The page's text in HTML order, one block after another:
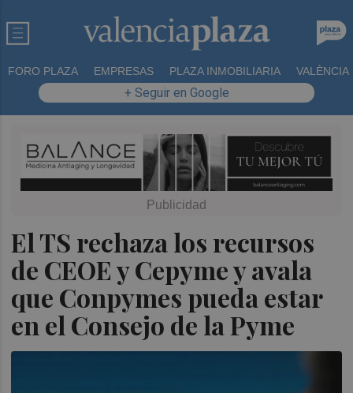
FORO PLAZA EMPRESAS PLAZA INMOBILIARIA VALÈNCIA
+ Seguir en Google
El TS rechaza los recursos
de CEOE y Cepyme y avala
que Conpymes pueda estar
en el Consejo de la Pyme